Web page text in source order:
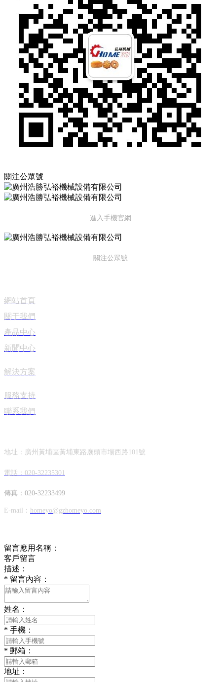
關注公眾號
進入手機官網
關注公眾號
網站首頁
關于我們
產品中心
新聞中心
解決方案
服務支持
聯系我們
地址：廣州黃埔區黃埔東路廟頭市場西路101號
電話：020-32235301
傳真：020-32233499
E-mail： homeyo@gzhomeyo.com
留言應用名稱：
客戶留言
描述：
* 留言內容：
姓名：
* 手機：
* 郵箱：
地址：